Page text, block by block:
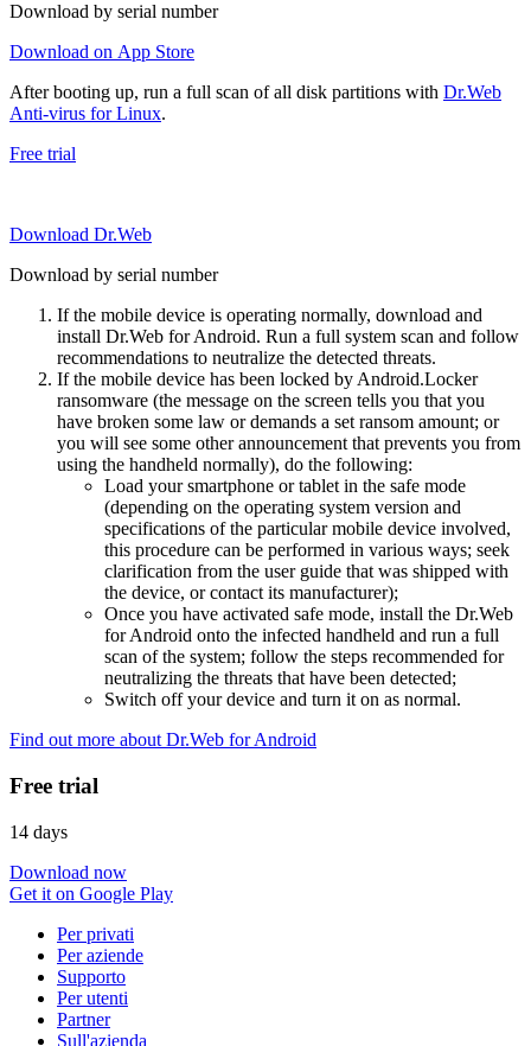
Download by serial number
Download on App Store
After booting up, run a full scan of all disk partitions with Dr.Web
Anti-virus for Linux.
Free trial
Download Dr.Web
Download by serial number
If the mobile device is operating normally, download and
install Dr.Web for Android. Run a full system scan and follow
recommendations to neutralize the detected threats.
If the mobile device has been locked by Android.Locker
ransomware (the message on the screen tells you that you
have broken some law or demands a set ransom amount; or
you will see some other announcement that prevents you from
using the handheld normally), do the following:
Load your smartphone or tablet in the safe mode
(depending on the operating system version and
specifications of the particular mobile device involved,
this procedure can be performed in various ways; seek
clarification from the user guide that was shipped with
the device, or contact its manufacturer);
Once you have activated safe mode, install the Dr.Web
for Android onto the infected handheld and run a full
scan of the system; follow the steps recommended for
neutralizing the threats that have been detected;
Switch off your device and turn it on as normal.
Find out more about Dr.Web for Android
Free trial
14 days
Download now
Get it on Google Play
Per privati
Per aziende
Supporto
Per utenti
Partner
Sull'azienda